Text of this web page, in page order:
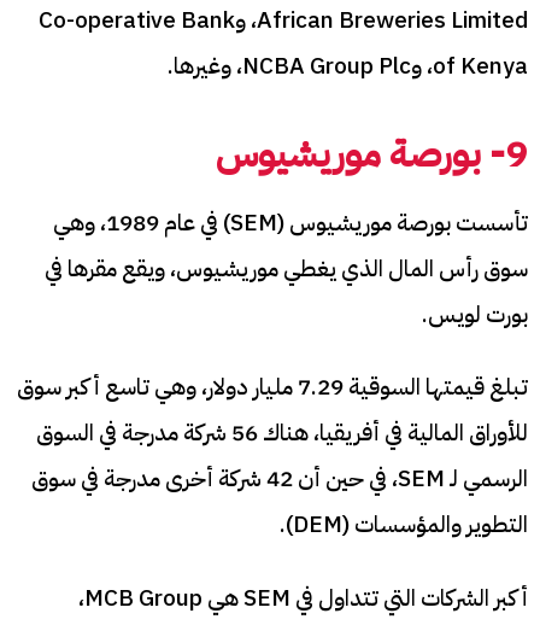
African Breweries Limited، وCo-operative Bank
of Kenya، وNCBA Group Plc، وغيرها.
9- بورصة موريشيوس
تأسست بورصة موريشيوس (SEM) في عام 1989، وهي
سوق رأس المال الذي يغطي موريشيوس، ويقع مقرها في
بورت لويس.
تبلغ قيمتها السوقية 7.29 مليار دولار، وهي تاسع أكبر سوق
للأوراق المالية في أفريقيا، هناك 56 شركة مدرجة في السوق
الرسمي لـ SEM، في حين أن 42 شركة أخرى مدرجة في سوق
التطوير والمؤسسات (DEM).
أكبر الشركات التي تتداول في SEM هي MCB Group،